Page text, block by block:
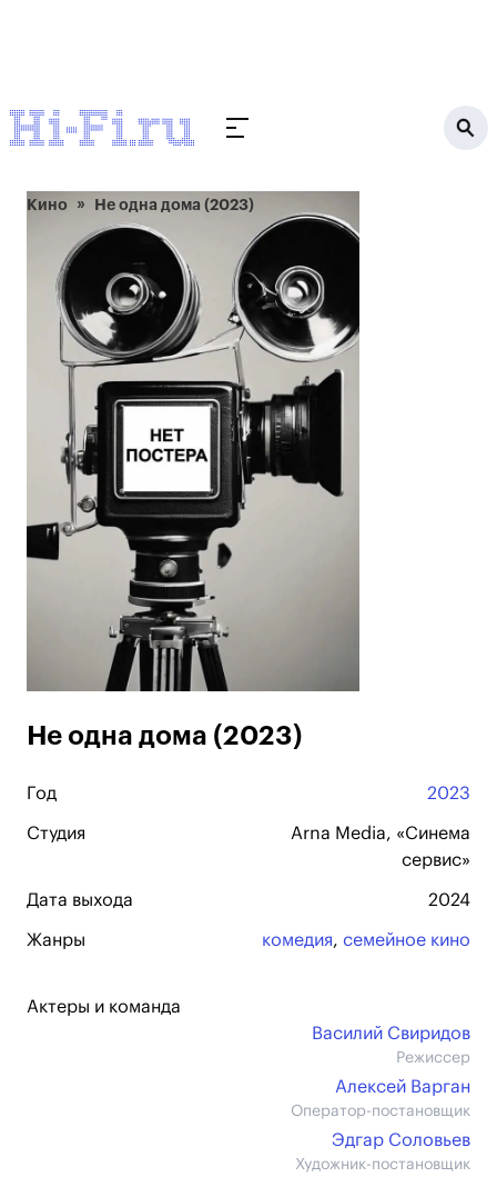
Кино Не одна дома (2023)
Не одна дома (2023)
Год 2023
Студия
Arna Media, «Синема
сервис»
Дата выхода 2024
Жанры комедия, семейное кино
Актеры и команда
Василий Свиридов
Режиссер
Алексей Варган
Оператор-постановщик
Эдгар Соловьев
Художник-постановщик